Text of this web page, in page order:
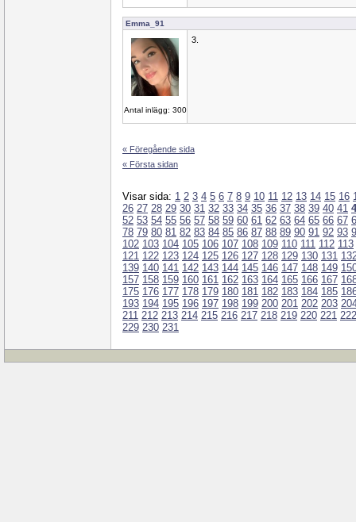
Emma_91
Antal inlägg: 300
3.
« Föregående sida
« Första sidan
Visar sida: 1 2 3 4 5 6 7 8 9 10 11 12 13 14 15 16
26 27 28 29 30 31 32 33 34 35 36 37 38 39 40 41
52 53 54 55 56 57 58 59 60 61 62 63 64 65 66 67
78 79 80 81 82 83 84 85 86 87 88 89 90 91 92 93
102 103 104 105 106 107 108 109 110 111 112 113
121 122 123 124 125 126 127 128 129 130 131
139 140 141 142 143 144 145 146 147 148 149
157 158 159 160 161 162 163 164 165 166 167
175 176 177 178 179 180 181 182 183 184 185
193 194 195 196 197 198 199 200 201 202 203
211 212 213 214 215 216 217 218 219 220 221 222
229 230 231